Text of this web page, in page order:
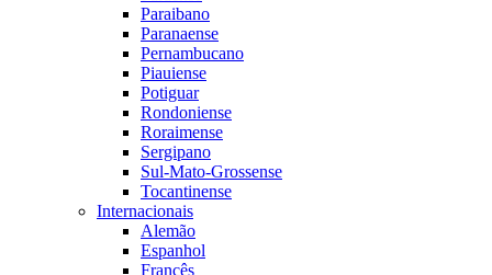
Paraibano
Paranaense
Pernambucano
Piauiense
Potiguar
Rondoniense
Roraimense
Sergipano
Sul-Mato-Grossense
Tocantinense
Internacionais
Alemão
Espanhol
Francês